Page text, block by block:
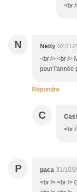
<br
N Netty 02/11/
<br /> <br />
pour l'année
Répondre
C
<br
P paca 31/10/
<br /> <br />